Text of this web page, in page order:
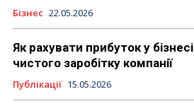
Бізнес 22.05.2026
Як рахувати прибуток у
чистого заробітку компанії
Публікації 15.05.2026